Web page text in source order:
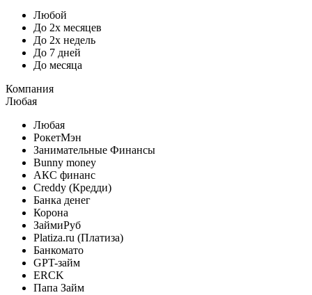
Любой
До 2х месяцев
До 2х недель
До 7 дней
До месяца
Компания
Любая
Любая
РокетМэн
Занимательные Финансы
Bunny money
АКС финанс
Creddy (Кредди)
Банка денег
Корона
ЗаймиРуб
Platiza.ru (Платиза)
Банкомато
GPT-займ
ERCK
Папа Займ